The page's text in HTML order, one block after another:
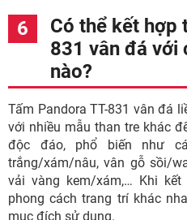
Có thể kết hợp
831 vân đá với
nào?
Tấm Pandora TT-831 vân đá
với nhiều mẫu than tre khác
độc đáo, phổ biến như
trắng/xám/nâu, vân gỗ sồi/
vải vàng kem/xám,… Khi
phong cách trang trí khác
mục đích sử dụng.